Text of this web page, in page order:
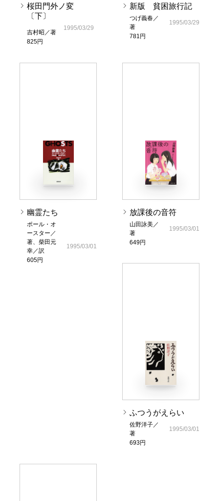
桜田門外ノ変
〔下〕
吉村昭／著
825円
1995/03/29
新版 貧困旅行記
つげ義春／
著
781円
1995/03/29
幽霊たち
ポール・オ
ースター／
著、柴田元
幸／訳
605円
1995/03/01
放課後の音符
山田詠美／
著
649円
1995/03/01
ふつうがえらい
佐野洋子／
著
693円
1995/03/01